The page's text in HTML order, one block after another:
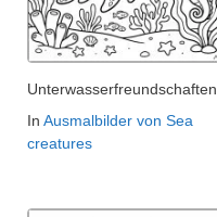
Unterwasserfreundschaften
In Ausmalbilder von Sea
creatures